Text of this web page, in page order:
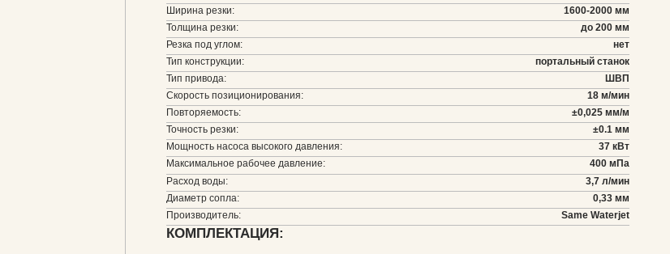
Ширина резки:
1600-2000 мм
Толщина резки:
до 200 мм
Резка под углом:
нет
Тип конструкции:
портальный станок
Тип привода:
ШВП
Скорость позиционирования:
18 м/мин
Повторяемость:
±0,025 мм/м
Точность резки:
±0.1 мм
Мощность насоса высокого давления:
37 кВт
Максимальное рабочее давление:
400 мПа
Расход воды:
3,7 л/мин
Диаметр сопла:
0,33 мм
Производитель:
Same Waterjet
КОМПЛЕКТАЦИЯ: